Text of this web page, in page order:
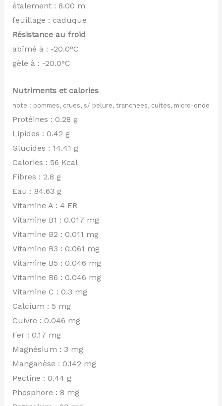
étalement : 8.00 m
feuillage : caduque
Résistance au froid
abîmé à : -20.0°C
gèle à : -20.0°C
Nutriments et calories
note : pommes, crues, s/ pelure, tranchees, cuites, micro-onde
Protéines : 0.28 g
Lipides : 0.42 g
Glucides : 14.41 g
Calories : 56 Kcal
Fibres : 2.8 g
Eau : 84.63 g
Vitamine A : 4 ER
Vitamine B1 : 0.017 mg
Vitamine B2 : 0.011 mg
Vitamine B3 : 0.061 mg
Vitamine B5 : 0.046 mg
Vitamine B6 : 0.046 mg
Vitamine C : 0.3 mg
Calcium : 5 mg
Cuivre : 0.046 mg
Fer : 0.17 mg
Magnésium : 3 mg
Manganèse : 0.142 mg
Pectine : 0.44 g
Phosphore : 8 mg